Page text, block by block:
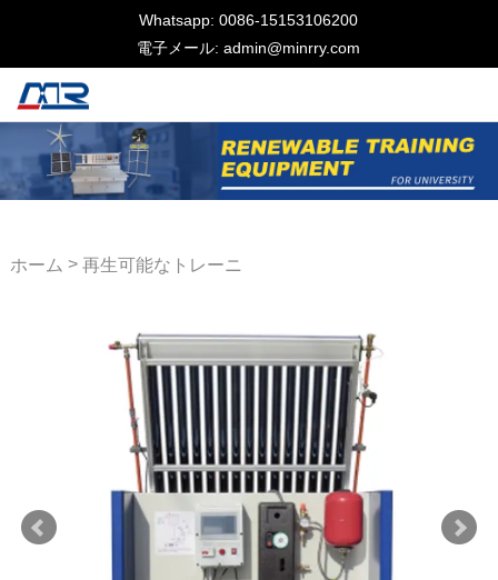
Whatsapp: 0086-15153106200
電子メール: admin@minrry.com
ホーム > 再生可能なトレーニ